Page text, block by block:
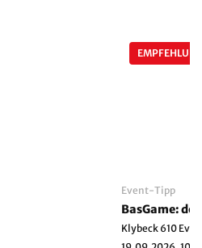
Event-Tipp
BasGame:
Klybeck 610